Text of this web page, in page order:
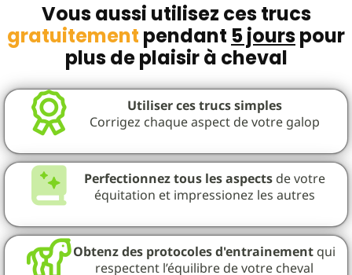
Vous aussi utilisez ces trucs
gratuitement pendant 5 jourspour
plus de plaisir à cheval
Utiliser ces trucs simples
Corrigez chaque aspect de votre galop
Perfectionnez tous les aspects de votre
équitation et impressionez les autres
Obtenz des protocoles d'entrainement qui
respectent l’équilibre de votre cheval